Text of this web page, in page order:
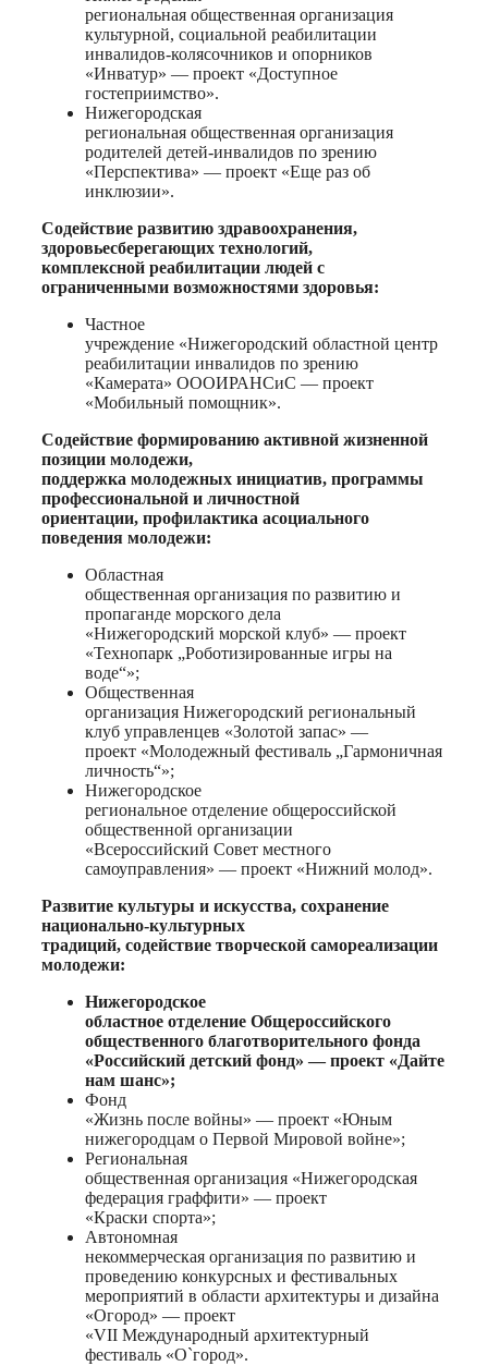
региональная общественная организация
культурной, социальной реабилитации
инвалидов-колясочников и опорников
«Инватур» — проект «Доступное
гостеприимство».
Нижегородская
региональная общественная организация
родителей детей-инвалидов по зрению
«Перспектива» — проект «Еще раз об
инклюзии».
Содействие развитию здравоохранения,
здоровьесберегающих технологий,
комплексной реабилитации людей с
ограниченными возможностями здоровья:
Частное
учреждение «Нижегородский областной центр
реабилитации инвалидов по зрению
«Камерата» ОООИРАНСиС — проект
«Мобильный помощник».
Содействие формированию активной жизненной
позиции молодежи,
поддержка молодежных инициатив, программы
профессиональной и личностной
ориентации, профилактика асоциального
поведения молодежи:
Областная
общественная организация по развитию и
пропаганде морского дела
«Нижегородский морской клуб» — проект
«Технопарк „Роботизированные игры на
воде“»;
Общественная
организация Нижегородский региональный
клуб управленцев «Золотой запас» —
проект «Молодежный фестиваль „Гармоничная
личность“»;
Нижегородское
региональное отделение общероссийской
общественной организации
«Всероссийский Совет местного
самоуправления» — проект «Нижний молод».
Развитие культуры и искусства, сохранение
национально-культурных
традиций, содействие творческой самореализации
молодежи:
Нижегородское
областное отделение Общероссийского
общественного благотворительного фонда
«Российский детский фонд» — проект «Дайте
нам шанс»;
Фонд
«Жизнь после войны» — проект «Юным
нижегородцам о Первой Мировой войне»;
Региональная
общественная организация «Нижегородская
федерация граффити» — проект
«Краски спорта»;
Автономная
некоммерческая организация по развитию и
проведению конкурсных и фестивальных
мероприятий в области архитектуры и дизайна
«Огород» — проект
«VII Международный архитектурный
фестиваль «О`город».